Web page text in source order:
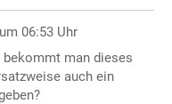
06:53 Uhr
man dieses
auch ein